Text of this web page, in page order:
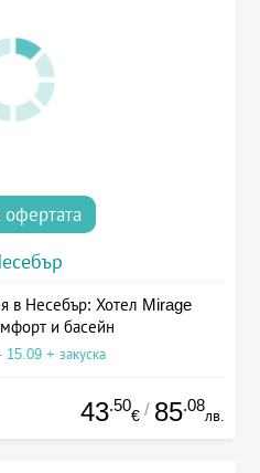
офертата
в Несебър: Хотел Mirage
и басейн
15.09 + закуска
43.50
€ / 85.08
лв.